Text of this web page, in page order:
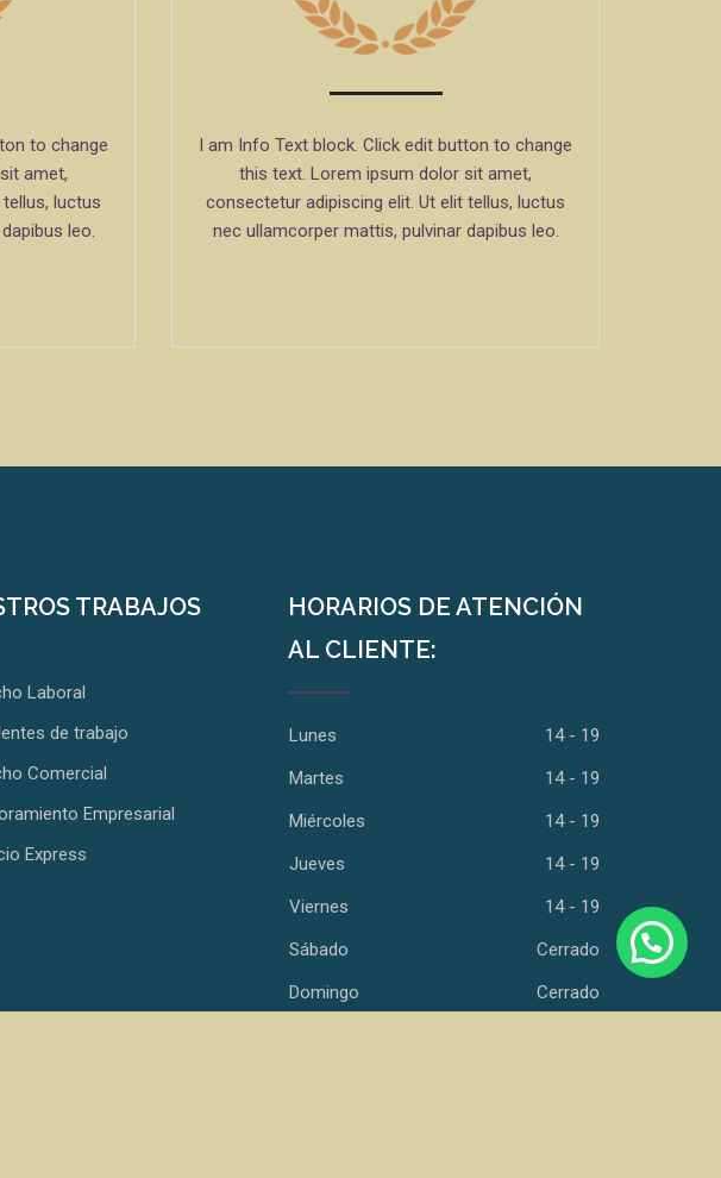
to change
amet,
luctus
leo.
I am Info Text block. Click edit button to change
this text. Lorem ipsum dolor sit amet,
consectetur adipiscing elit. Ut elit tellus, luctus
nec ullamcorper mattis, pulvinar dapibus leo.
TRABAJOS
Laboral
de trabajo
Comercial
Empresarial
Express
HORARIOS DE ATENCIÓN
AL CLIENTE:
Lunes
14 - 19
Martes
14 - 19
Miércoles
14 - 19
Jueves
14 - 19
Viernes
14 - 19
Sábado
Cerrado
Domingo
Cerrado